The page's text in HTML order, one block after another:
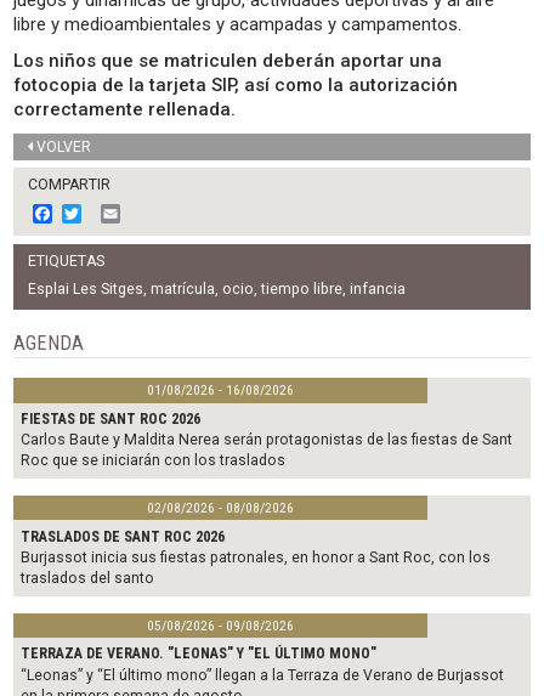
libre y medioambientales y acampadas y campamentos.
Los niños que se matriculen deberán aportar una
fotocopia de la tarjeta SIP, así como la autorización
correctamente rellenada.
VOLVER
COMPARTIR
F
a
c
e
b
o
o
k
w
i
t
t
e
m
a
l
ETIQUETAS
Esplai Les Sitges, matrícula, ocio,tiempo libre, infancia
AGENDA
01/08/2026 - 16/08/2026
FIESTAS DE SANT ROC 2026
Carlos Baute y Maldita Nerea serán protagonistas de las fiestas de Sant
Roc que se iniciarán con los traslados
02/08/2026 - 08/08/2026
TRASLADOS DE SANT ROC 2026
Burjassot inicia sus fiestas patronales, en honor a Sant Roc, con los
traslados del santo
05/08/2026 - 09/08/2026
TERRAZA DE VERANO. "LEONAS" Y "EL ÚLTIMO MONO"
“Leonas” y “El último mono” llegan a la Terraza de Verano de Burjassot